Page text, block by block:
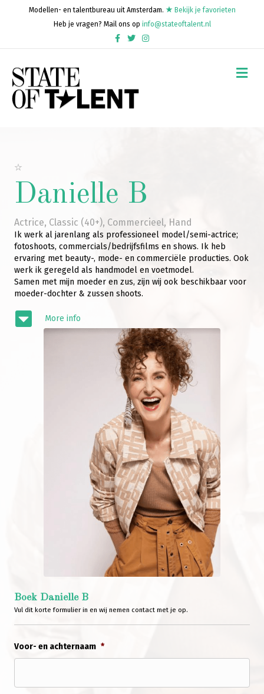
Modellen- en talentbureau uit Amsterdam.
Bekijk je favorieten
Heb je vragen? Mail ons op info@stateoftalent.nl
FacebookTwitterInstagram
Danielle B
Actrice, Classic (40+), Commercieel, Hand
Ik werk al jarenlang als professioneel model/semi-actrice;
fotoshoots, commercials/bedrijfsfilms en shows. Ik heb
ervaring met beauty-, mode- en commerciële producties. Ook
werk ik geregeld als handmodel en voetmodel.
Samen met mijn moeder en zus, zijn wij ook beschikbaar voor
moeder-dochter & zussen shoots.
More info
Boek Danielle B
Vul dit korte formulier in en wij nemen contact met je op.
Voor- en achternaam *